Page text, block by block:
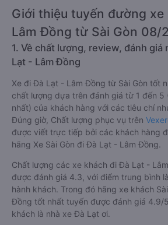
Giới thiệu tuyến đường
Lâm Đồng từ Sài Gòn 08/
1. Về chất lượng, review, đánh giá
Lạt - Lâm Đồng
Xe đi Đà Lạt - Lâm Đồng từ Sài Gòn tốt
chất lượng dựa trên đánh giá từ 1 đến 5
nhất) của khách hàng với các tiêu chí
Đúng giờ, Chất lượng phục vụ trên
được viết trực tiếp bởi các khách hàng
hãng Xe Sài Gòn đi Đà Lạt - Lâm Đồng.
Chất lượng các xe khách đi Đà Lạt -
được đánh giá 4.3, với điểm trung bình
hành khách. Trong đó hãng xe khách
Đồng tốt nhất tuyến được đánh giá 4.9/
khách là nhà xe Đà Lạt ơi.